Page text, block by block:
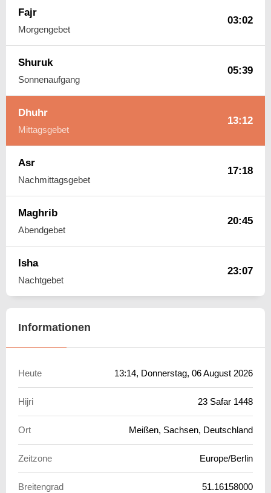
Fajr
Morgengebet
03:02
Shuruk
Sonnenaufgang
05:39
Dhuhr
Mittagsgebet
13:12
Asr
Nachmittagsgebet
17:18
Maghrib
Abendgebet
20:45
Isha
Nachtgebet
23:07
Informationen
Heute 13:14, Donnerstag, 06 August 2026
Hijri 23 Safar 1448
Ort Meißen, Sachsen, Deutschland
Zeitzone Europe/Berlin
Breitengrad 51.16158000